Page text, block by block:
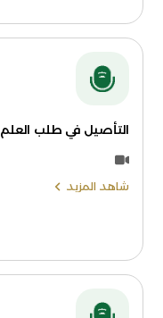
التأصيل في طلب العلم
شاهد المزيد